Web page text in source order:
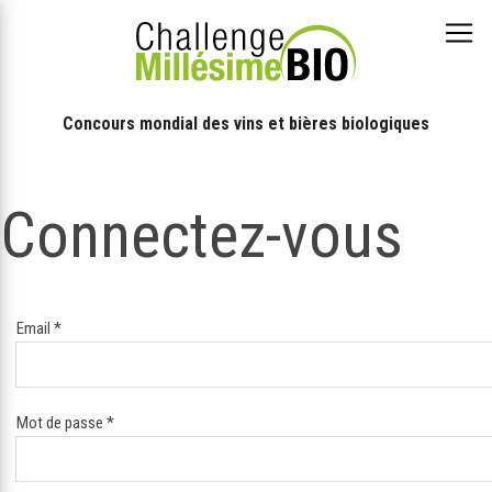
Concours mondial des vins et bières biologiques
Connectez-vous
Email *
Mot de passe *